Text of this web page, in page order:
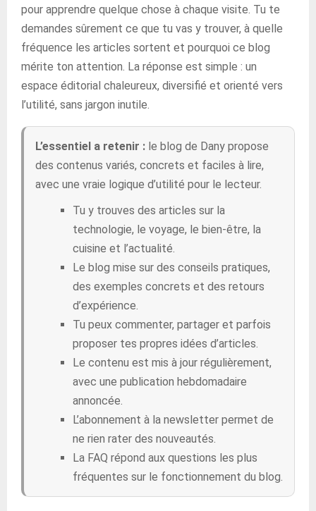
pour apprendre quelque chose à chaque visite. Tu te
demandes sûrement ce que tu vas y trouver, à quelle
fréquence les articles sortent et pourquoi ce blog
mérite ton attention. La réponse est simple : un
espace éditorial chaleureux, diversifié et orienté vers
l’utilité, sans jargon inutile.
L’essentiel a retenir : le blog de Dany propose
des contenus variés, concrets et faciles à lire,
avec une vraie logique d’utilité pour le lecteur.
Tu y trouves des articles sur la
technologie, le voyage, le bien-être, la
cuisine et l’actualité.
Le blog mise sur des conseils pratiques,
des exemples concrets et des retours
d’expérience.
Tu peux commenter, partager et parfois
proposer tes propres idées d’articles.
Le contenu est mis à jour régulièrement,
avec une publication hebdomadaire
annoncée.
L’abonnement à la newsletter permet de
ne rien rater des nouveautés.
La FAQ répond aux questions les plus
fréquentes sur le fonctionnement du blog.